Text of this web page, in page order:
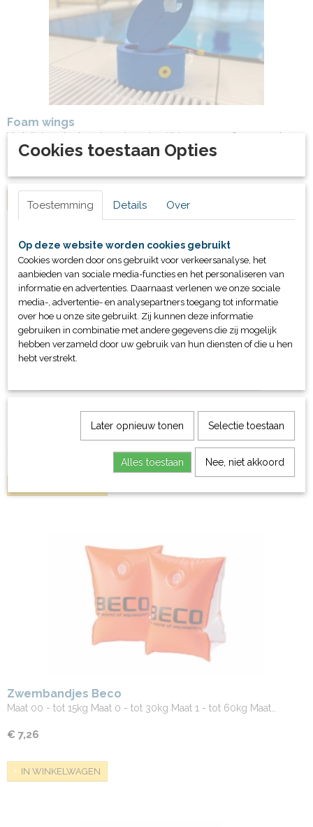
Foam wings
Verkrijgbaar in de volgende maten Kids - 17x10,5x8,5cm geel…
IN WINKELWAGEN
Zwemschijven Delphin Senior
bestaande uit 4 schijven geschikt voor volwassenen
Zwembandjes Beco
Maat 00 - tot 15kg Maat 0 - tot 30kg Maat 1 - tot 60kg Maat…
€ 7,26
IN WINKELWAGEN
Cookies toestaan Opties
Toestemming Details Over
Op deze website worden cookies gebruikt
Cookies worden door ons gebruikt voor verkeersanalyse, het
aanbieden van sociale media-functies en het personaliseren van
informatie en advertenties. Daarnaast verlenen we onze sociale
media-, advertentie- en analysepartners toegang tot informatie
over hoe u onze site gebruikt. Zij kunnen deze informatie
gebruiken in combinatie met andere gegevens die zij mogelijk
hebben verzameld door uw gebruik van hun diensten of die u hen
hebt verstrekt.
Later opnieuw tonen Selectie toestaan
Alles toestaan Nee, niet akkoord